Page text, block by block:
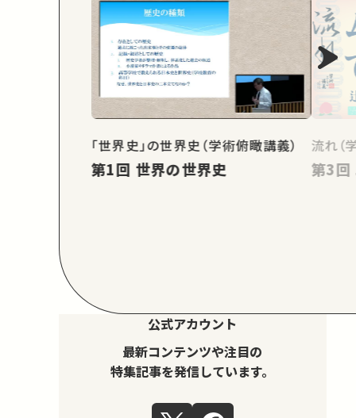
「世界史」の世界史（学術俯瞰講義）
第1回 世界の世界史
流れ（
公式アカウント
最新コンテンツや注目の
特集記事を発信しています。